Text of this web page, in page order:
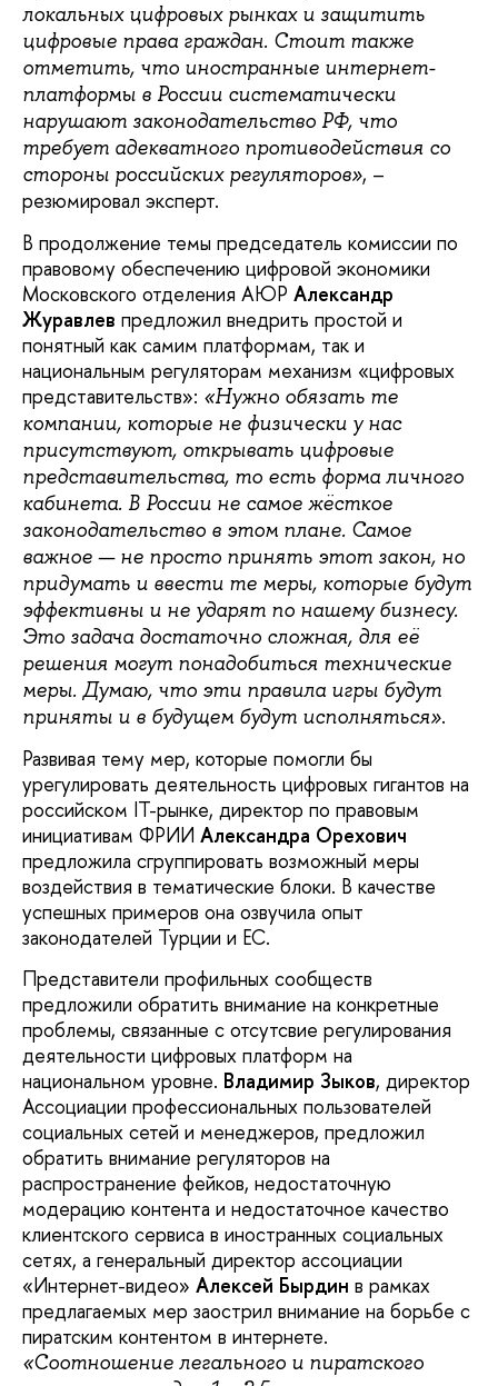
локальных цифровых рынках и защитить
цифровые права граждан. Стоит также
отметить, что иностранные интернет-
платформы в России систематически
нарушают законодательство РФ, что
требует адекватного противодействия со
стороны российских регуляторов», –
резюмировал эксперт.
В продолжение темы председатель комиссии по
правовому обеспечению цифровой экономики
Московского отделения АЮР Александр
Журавлев предложил внедрить простой и
понятный как самим платформам, так и
национальным регуляторам механизм «цифровых
представительств»: «Нужно обязать те
компании, которые не физически у нас
присутствуют, открывать цифровые
представительства, то есть форма личного
кабинета. В России не самое жёсткое
законодательство в этом плане. Самое
важное — не просто принять этот закон, но
придумать и ввести те меры, которые будут
эффективны и не ударят по нашему бизнесу.
Это задача достаточно сложная, для её
решения могут понадобиться технические
меры. Думаю, что эти правила игры будут
приняты и в будущем будут исполняться».
Развивая тему мер, которые помогли бы
урегулировать деятельность цифровых гигантов на
российском IT-рынке, директор по правовым
инициативам ФРИИ Александра Орехович
предложила сгруппировать возможный меры
воздействия в тематические блоки. В качестве
успешных примеров она озвучила опыт
законодателей Турции и ЕС.
Представители профильных сообществ
предложили обратить внимание на конкретные
проблемы, связанные с отсутсвие регулирования
деятельности цифровых платформ на
национальном уровне. Владимир Зыков, директор
Ассоциации профессиональных пользователей
социальных сетей и менеджеров, предложил
обратить внимание регуляторов на
распространение фейков, недостаточную
модерацию контента и недостаточное качество
клиентского сервиса в иностранных социальных
сетях, а генеральный директор ассоциации
«Интернет-видео» Алексей Бырдин в рамках
предлагаемых мер заострил внимание на борьбе с
пиратским контентом в интернете.
«Соотношение легального и пиратского